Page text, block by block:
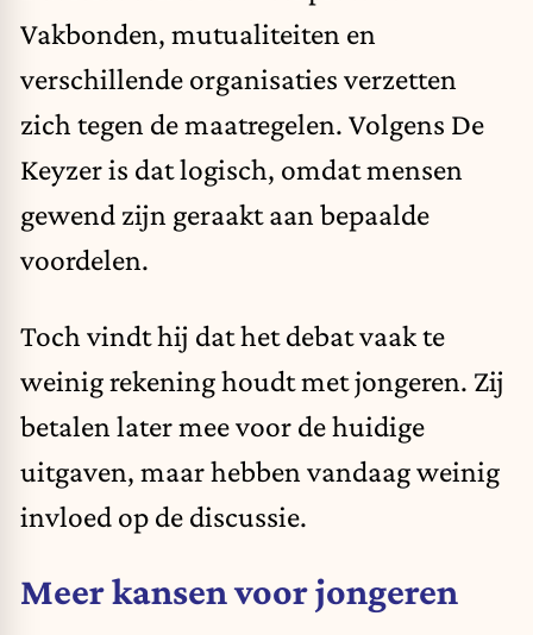
Vakbonden, mutualiteiten en
verschillende organisaties verzetten
zich tegen de maatregelen. Volgens De
Keyzer is dat logisch, omdat mensen
gewend zijn geraakt aan bepaalde
voordelen.
Toch vindt hij dat het debat vaak te
weinig rekening houdt met jongeren. Zij
betalen later mee voor de huidige
uitgaven, maar hebben vandaag weinig
invloed op de discussie.
Meer kansen voor jongeren